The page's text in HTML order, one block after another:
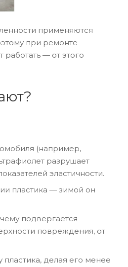
применяются
при ремонте
— от этого
(например,
разрушает
эластичности.
пластика — зимой он
подвергается
повреждения, от
делая его менее